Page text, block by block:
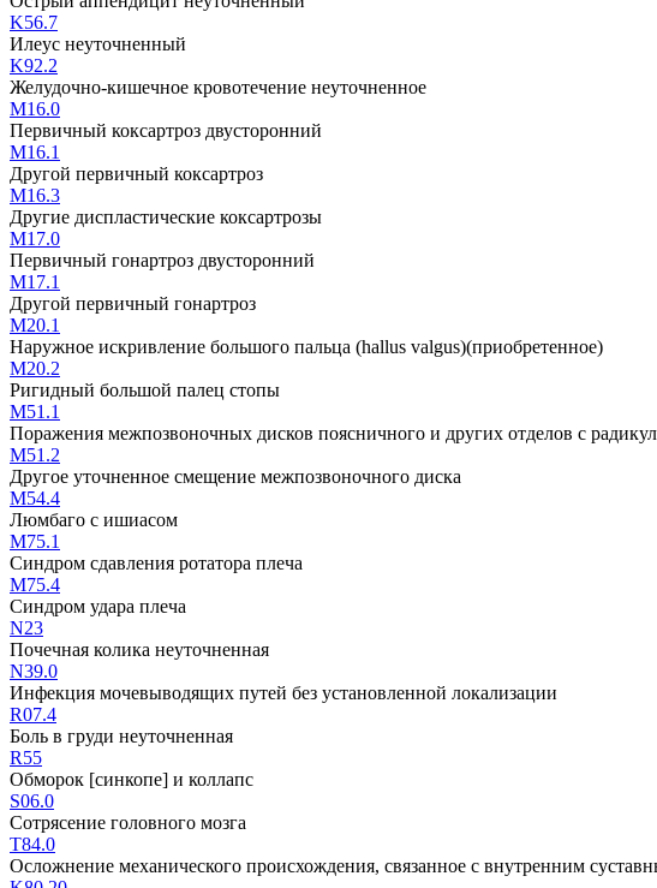
K56.7
Илеус неуточненный
K92.2
Желудочно-кишечное кровотечение неуточненное
M16.0
Первичный коксартроз двусторонний
M16.1
Другой первичный коксартроз
M16.3
Другие диспластические коксартрозы
M17.0
Первичный гонартроз двусторонний
M17.1
Другой первичный гонартроз
M20.1
Наружное искривление большого пальца (hallus valgus)(приобретенное)
M20.2
Ригидный большой палец стопы
M51.1
Поражения межпозвоночных дисков поясничного и других отделов с
M51.2
Другое уточненное смещение межпозвоночного диска
M54.4
Люмбаго с ишиасом
M75.1
Синдром сдавления ротатора плеча
M75.4
Синдром удара плеча
N23
Почечная колика неуточненная
N39.0
Инфекция мочевыводящих путей без установленной локализации
R07.4
Боль в груди неуточненная
R55
Обморок [синкопе] и коллапс
S06.0
Сотрясение головного мозга
T84.0
Осложнение механического происхождения, связанное с внутренним